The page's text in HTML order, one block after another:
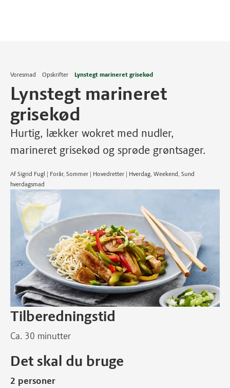
Voresmad Opskrifter Lynstegt marineret grisekød
Lynstegt marineret
grisekød
Hurtig, lækker wokret med nudler,
marineret grisekød og sprøde grøntsager.
Af Sigrid Fugl | Forår, Sommer | Hovedretter | Hverdag, Weekend, Sund
hverdagsmad
Tilberedningstid
Ca. 30 minutter
Det skal du bruge
2 personer